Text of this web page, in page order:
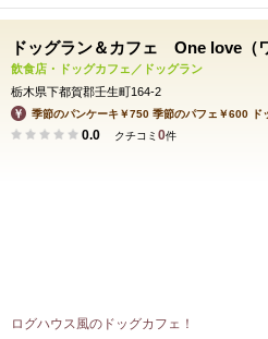
ドッグラン＆カフェ One love（
飲食店・ドッグカフェ／ドッグラン
栃木県下都賀郡壬生町164-2
季節のパンケーキ￥750 季節のパフェ￥600 ド
0.0 クチコミ 0件
ログハウス風のドッグカフェ！